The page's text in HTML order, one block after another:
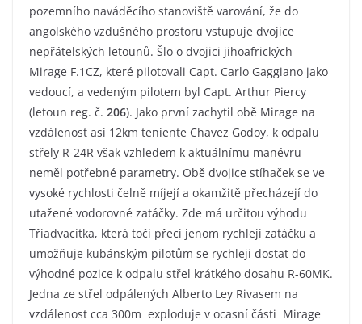
pozemního naváděcího stanoviště varování, že do
angolského vzdušného prostoru vstupuje dvojice
nepřátelských letounů. Šlo o dvojici jihoafrických
Mirage F.1CZ, které pilotovali Capt. Carlo Gaggiano jako
vedoucí, a vedeným pilotem byl Capt. Arthur Piercy
(letoun reg. č. 206). Jako první zachytil obě Mirage na
vzdálenost asi 12km teniente Chavez Godoy, k odpalu
střely R-24R však vzhledem k aktuálnímu manévru
neměl potřebné parametry. Obě dvojice stíhaček se ve
vysoké rychlosti čelně míjejí a okamžitě přecházejí do
utažené vodorovné zatáčky. Zde má určitou výhodu
Třiadvacítka, která točí přeci jenom rychleji zatáčku a
umožňuje kubánským pilotům se rychleji dostat do
výhodné pozice k odpalu střel krátkého dosahu R-60MK.
Jedna ze střel odpálených Alberto Ley Rivasem na
vzdálenost cca 300m exploduje v ocasní části Mirage